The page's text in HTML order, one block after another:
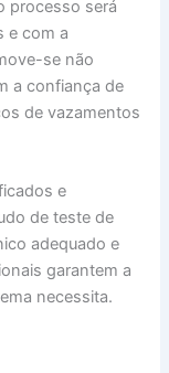
processo será
e com a
se não
a confiança de
de vazamentos
e
de teste de
adequado e
garantem a
necessita.